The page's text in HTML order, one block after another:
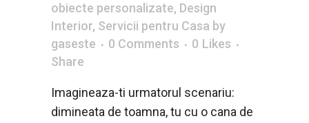
obiecte personalizate, Design
Interior, Servicii pentru Casa by
gaseste
0 Comments 0 Likes
Share
Imagineaza-ti urmatorul scenariu:
dimineata de toamna, tu cu o cana de